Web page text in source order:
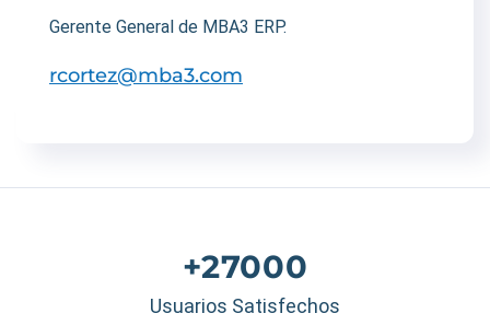
Gerente General de MBA3 ERP.
rcortez@mba3.com
+27000
Usuarios Satisfechos